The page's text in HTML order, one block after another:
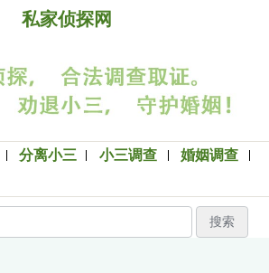
私家侦探网
分离小三 小三调查
婚姻调查
搜索